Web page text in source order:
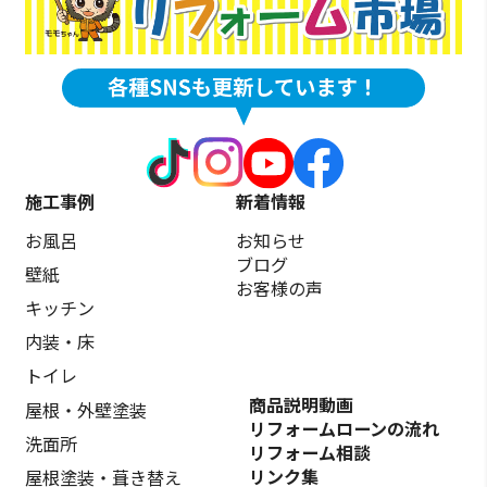
施工事例
お風呂
壁紙
キッチン
内装・床
トイレ
屋根・外壁塗装
洗面所
屋根塗装・葺き替え
新着情報
お知らせ
ブログ
お客様の声
商品説明動画
リフォームローンの流れ
リフォーム相談
リンク集